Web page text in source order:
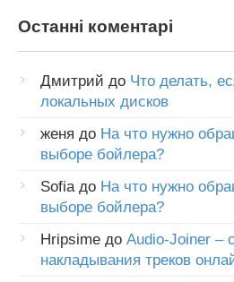
Останні коментарі
Дмитрий до Что делать,
локальных дисков
женя до На что нужно
выборе бойлера?
Sofia до На что нужно
выборе бойлера?
Hripsime до Audio-Joiner –
накладывания треков